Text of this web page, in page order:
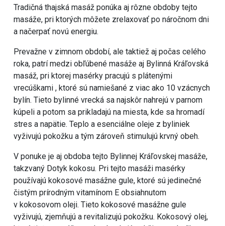
Tradičná thajská masáž ponúka aj rôzne obdoby tejto
masáže, pri ktorých môžete zrelaxovať po náročnom dni
a načerpať novú energiu.
Prevažne v zimnom období, ale taktiež aj počas celého
roka, patrí medzi obľúbené masáže aj Bylinná Kráľovská
masáž, pri ktorej masérky pracujú s plátenými
vrecúškami , ktoré sú namiešané z viac ako 10 vzácnych
bylín. Tieto bylinné vrecká sa najskôr nahrejú v parnom
kúpeli a potom sa prikladajú na miesta, kde sa hromadí
stres a napätie. Teplo a esenciálne oleje z byliniek
vyživujú pokožku a tým zároveň stimulujú krvný obeh.
V ponuke je aj obdoba tejto Bylinnej Kráľovskej masáže,
takzvaný Dotyk kokosu. Pri tejto masáži masérky
používajú kokosové masážne gule, ktoré sú jedinečné
čistým prírodným vitamínom E obsiahnutom
v kokosovom oleji. Tieto kokosové masážne gule
vyživujú, zjemňujú a revitalizujú pokožku. Kokosový olej,